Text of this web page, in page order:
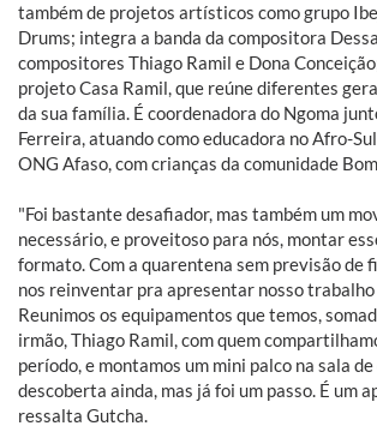
também de projetos artísticos como grupo
Drums; integra a banda da compositora
compositores Thiago Ramil e Dona
projeto Casa Ramil, que reúne diferentes
da sua família. É coordenadora do Ngoma
Ferreira, atuando como educadora no Afro-
ONG Afaso, com crianças da comunidade
"Foi bastante desafiador, mas também um
necessário, e proveitoso para nós, montar
formato. Com a quarentena sem previsão de
nos reinventar pra apresentar nosso trabalho
Reunimos os equipamentos que temos,
irmão, Thiago Ramil, com quem
período, e montamos um mini palco na sala de
descoberta ainda, mas já foi um passo. É um
ressalta Gutcha.